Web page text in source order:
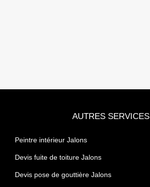
AUTRES SERVICES
Peintre intérieur Jalons
Devis fuite de toiture Jalons
Devis pose de gouttière Jalons